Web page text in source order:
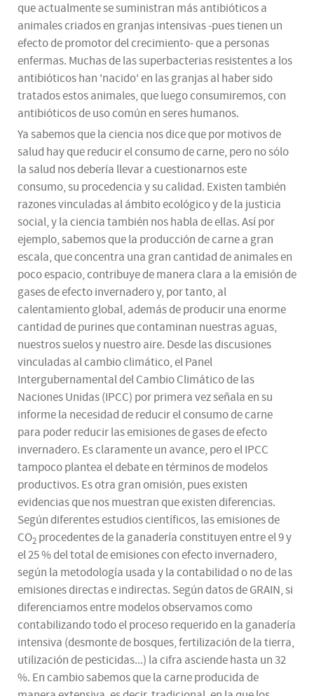
que actualmente se suministran más antibióticos a
animales criados en granjas intensivas -pues tienen un
efecto de promotor del crecimiento- que a personas
enfermas. Muchas de las superbacterias resistentes a los
antibióticos han 'nacido' en las granjas al haber sido
tratados estos animales, que luego consumiremos, con
antibióticos de uso común en seres humanos.
Ya sabemos que la ciencia nos dice que por motivos de
salud hay que reducir el consumo de carne, pero no sólo
la salud nos debería llevar a cuestionarnos este
consumo, su procedencia y su calidad. Existen también
razones vinculadas al ámbito ecológico y de la justicia
social, y la ciencia también nos habla de ellas. Así por
ejemplo, sabemos que la producción de carne a gran
escala, que concentra una gran cantidad de animales en
poco espacio, contribuye de manera clara a la emisión de
gases de efecto invernadero y, por tanto, al
calentamiento global, además de producir una enorme
cantidad de purines que contaminan nuestras aguas,
nuestros suelos y nuestro aire. Desde las discusiones
vinculadas al cambio climático, el Panel
Intergubernamental del Cambio Climático de las
Naciones Unidas (IPCC) por primera vez señala en su
informe la necesidad de reducir el consumo de carne
para poder reducir las emisiones de gases de efecto
invernadero. Es claramente un avance, pero el IPCC
tampoco plantea el debate en términos de modelos
productivos. Es otra gran omisión, pues existen
evidencias que nos muestran que existen diferencias.
Según diferentes estudios científicos, las emisiones de
CO2 procedentes de la ganadería constituyen entre el 9 y
el 25 % del total de emisiones con efecto invernadero,
según la metodología usada y la contabilidad o no de las
emisiones directas e indirectas. Según datos de GRAIN, si
diferenciamos entre modelos observamos como
contabilizando todo el proceso requerido en la ganadería
intensiva (desmonte de bosques, fertilización de la tierra,
utilización de pesticidas...) la cifra asciende hasta un 32
%. En cambio sabemos que la carne producida de